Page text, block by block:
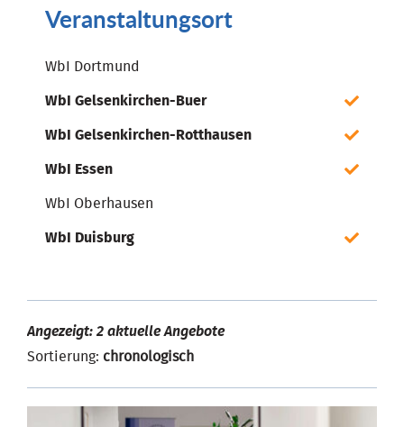
Veranstaltungsort
WbI Dortmund
WbI Gelsenkirchen-Buer
WbI Gelsenkirchen-Rotthausen
WbI Essen
WbI Oberhausen
WbI Duisburg
Angezeigt: 2 aktuelle Angebote
Sortierung: chronologisch